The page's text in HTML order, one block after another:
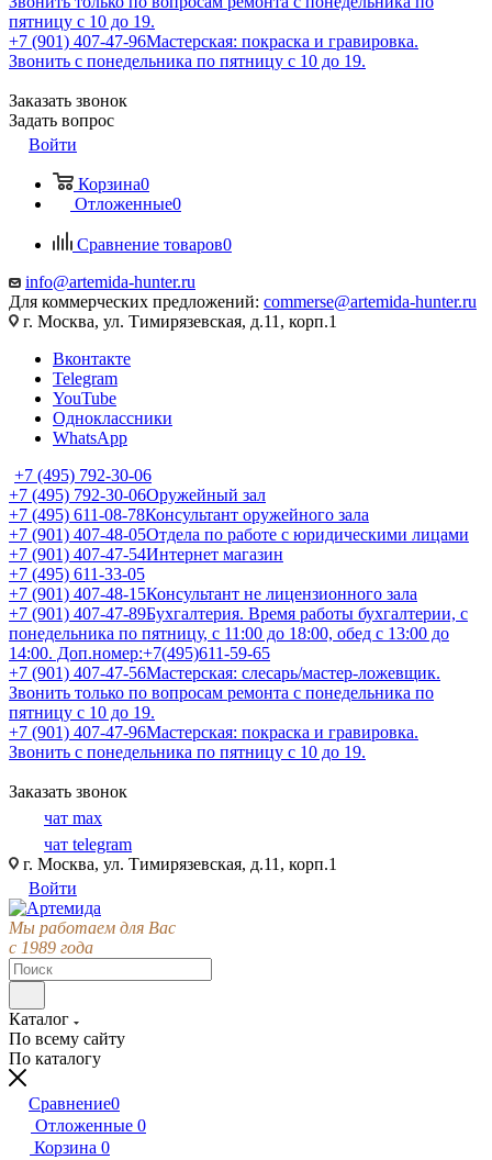
пятницу с 10 до 19.
+7 (901) 407-47-96Мастерская: покраска и гравировка.
Звонить с понедельника по пятницу с 10 до 19.
Заказать звонок
Задать вопрос
Войти
Корзина0
Отложенные0
Сравнение товаров0
info@artemida-hunter.ru
Для коммерческих предложений: commerse@artemida-hunter.ru
г. Москва, ул. Тимирязевская, д.11, корп.1
Вконтакте
Telegram
YouTube
Одноклассники
WhatsApp
+7 (495) 792-30-06
+7 (495) 792-30-06Оружейный зал
+7 (495) 611-08-78Консультант оружейного зала
+7 (901) 407-48-05Отдела по работе с юридическими лицами
+7 (901) 407-47-54Интернет магазин
+7 (495) 611-33-05
+7 (901) 407-48-15Консультант не лицензионного зала
+7 (901) 407-47-89Бухгалтерия. Время работы бухгалтерии, с
понедельника по пятницу, с 11:00 до 18:00, обед с 13:00 до
14:00. Доп.номер:+7(495)611-59-65
+7 (901) 407-47-56Мастерская: слесарь/мастер-ложевщик.
Звонить только по вопросам ремонта с понедельника по
пятницу с 10 до 19.
+7 (901) 407-47-96Мастерская: покраска и гравировка.
Звонить с понедельника по пятницу с 10 до 19.
Заказать звонок
чат max
чат telegram
г. Москва, ул. Тимирязевская, д.11, корп.1
Войти
Мы работаем для Вас
с 1989 года
Каталог
По всему сайту
По каталогу
Сравнение0
Отложенные 0
Корзина 0